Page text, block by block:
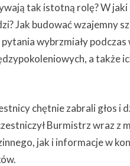
tak istotną rolę? W
Jak budować wzajemny
wybrzmiały
a także
chętnie zabrali głos
Burmistrz wraz z
jak i informacje w